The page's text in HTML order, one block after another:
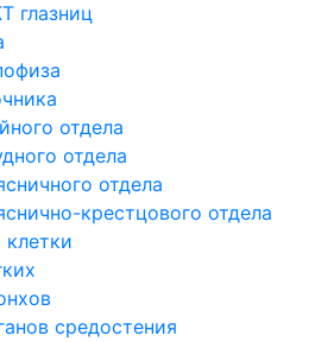
глазниц
отдела
отдела
отдела
крестцового отдела
клетки
средостения